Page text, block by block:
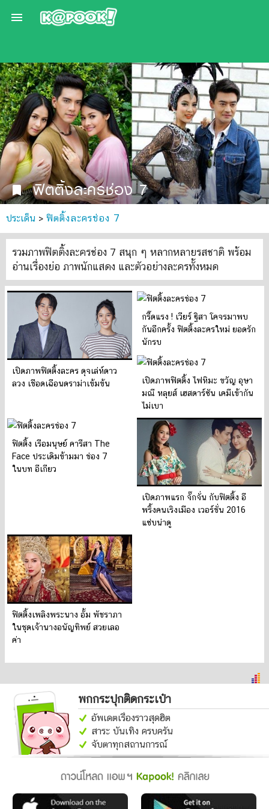

bookmark ฟิตติ้งละครช่อง 7
ประเด็น > ฟิตติ้งละครช่อง 7
รวมภาพฟิตติ้งละครช่อง 7 สนุก ๆ หลากหลายรสชาติ พร้อม
อ่านเรื่องย่อ ภาพนักแสดง และตัวอย่างละครทั้งหมด
เปิดภาพฟิตติ้งละคร ดุจเล่ห์ดาว
ลวง เชือดเฉือนดราม่าเข้มข้น
กรี๊ดแรง ! เวียร์ ฐิสา โคจรมาพบ
กันอีกครั้ง ฟิตติ้งละครใหม่ ยอดรัก
นักรบ
เปิดภาพฟิตติ้ง ไฟหิมะ ขวัญ อุษา
มณี หลุยส์ เฮสดาร์ซัน เคมีเข้ากัน
ไม่เบา
ฟิตติ้ง เรือมนุษย์ คารีสา The
Face ประเดิมข้ามมา ช่อง 7
ในบท อีเกียว
เปิดภาพแรก จั๊กจั่น กับฟิตติ้ง อี
พริ้งคนเริงเมือง เวอร์ชั่น 2016
แซ่บน่าดู
ฟิตติ้งเพลิงพระนาง อั้ม พัชราภา
ในชุดเจ้านางอนัญทิพย์ สวยเลอ
ค่า
พกกระปุกติดกระเป๋า
อัพเดตเรื่องราวสุดฮิต
สาระ บันเทิง ครบครัน
จับตาทุกสถานการณ์